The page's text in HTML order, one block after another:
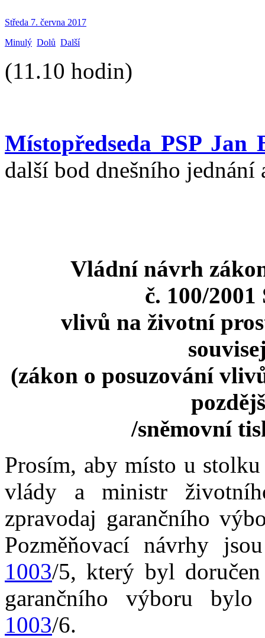
Středa 7. června 2017
Minulý Dolů Další
(11.10 hodin)
Místopředseda PSP Jan
další bod dnešního jednání
Vládní návrh
č. 100/
vlivů na životní
(zákon o posuzování
/sněmovní
Prosím, aby místo u
vlády a ministr
zpravodaj garančního
Pozměňovací návrhy
1003/5, který byl
garančního výboru
1003/6.